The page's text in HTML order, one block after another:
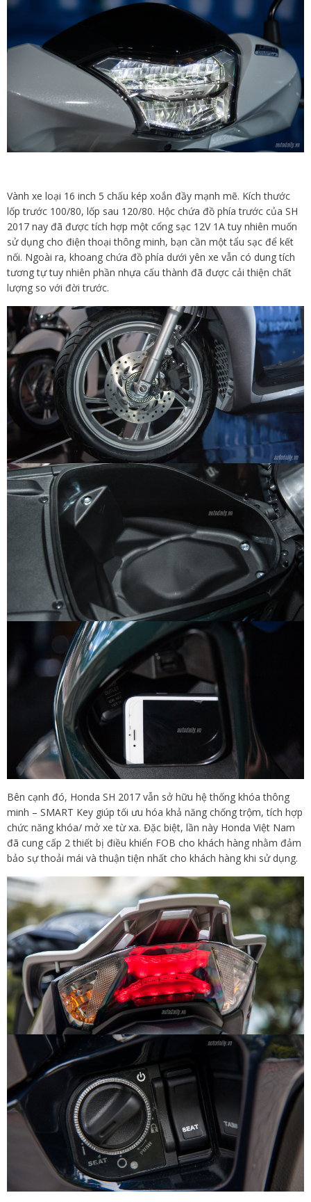
Vành xe loại 16 inch 5 chấu kép xoắn đầy mạnh mẽ. Kích thước
lốp trước 100/80, lốp sau 120/80. Hộc chứa đồ phía trước của SH
2017 nay đã được tích hợp một cổng sạc 12V 1A tuy nhiên muốn
sử dụng cho điện thoại thông minh, bạn cần một tẩu sạc để kết
nối. Ngoài ra, khoang chứa đồ phía dưới yên xe vẫn có dung tích
tương tự tuy nhiên phần nhựa cấu thành đã được cải thiện chất
lượng so với đời trước.
Bên cạnh đó, Honda SH 2017 vẫn sở hữu hệ thống khóa thông
minh – SMART Key giúp tối ưu hóa khả năng chống trộm, tích hợp
chức năng khóa/ mở xe từ xa. Đặc biệt, lần này Honda Việt Nam
đã cung cấp 2 thiết bị điều khiển FOB cho khách hàng nhằm đảm
bảo sự thoải mái và thuận tiện nhất cho khách hàng khi sử dụng.